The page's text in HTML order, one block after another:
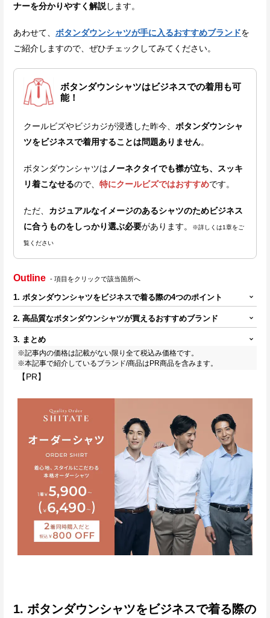
ナーを分かりやすく解説します。
あわせて、 ボタンダウンシャツが手に入るおすすめブランドを
ご紹介しますので、ぜひチェックしてみてください。
ボタンダウンシャツはビジネスでの着用も可
能！
クールビズやビジカジが浸透した昨今、 ボタンダウンシャ
ツをビジネスで着用することは問題ありません。
ボタンダウンシャツは ノーネクタイでも襟が立ち、スッキ
リ着こなせるので、 特にクールビズではおすすめです。
ただ、 カジュアルなイメージのあるシャツのためビジネス
に合うものをしっかり選ぶ必要があります。 ※詳しくは1章をご
覧ください
Outline - 項目をクリックで該当箇所へ
1. ボタンダウンシャツをビジネスで着る際の4つのポイント
2. 高品質なボタンダウンシャツが買えるおすすめブランド
3. まとめ
※記事内の価格は記載がない限り全て税込み価格です。
※本記事で紹介しているブランド/商品はPR商品を含みます。
【PR】
1. ボタンダウンシャツをビジネスで着る際の